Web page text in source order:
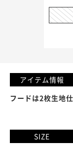
アイテム情報
フードは2枚生地
SIZE